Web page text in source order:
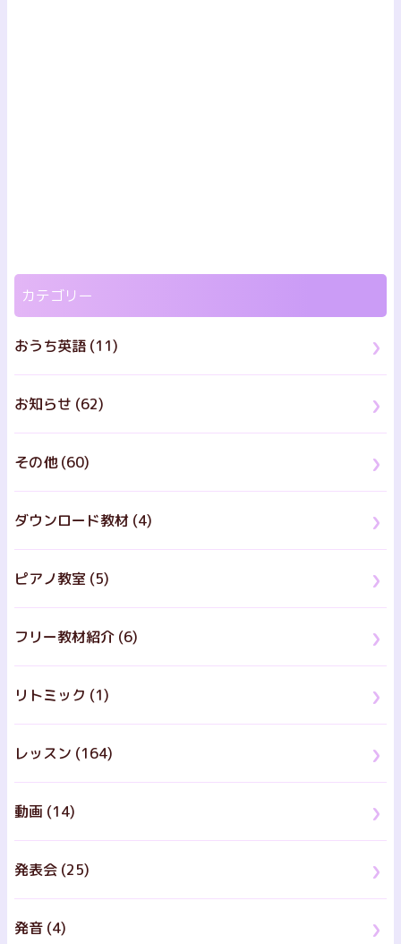
カテゴリー
おうち英語 (11)
お知らせ (62)
その他 (60)
ダウンロード教材 (4)
ピアノ教室 (5)
フリー教材紹介 (6)
リトミック (1)
レッスン (164)
動画 (14)
発表会 (25)
発音 (4)